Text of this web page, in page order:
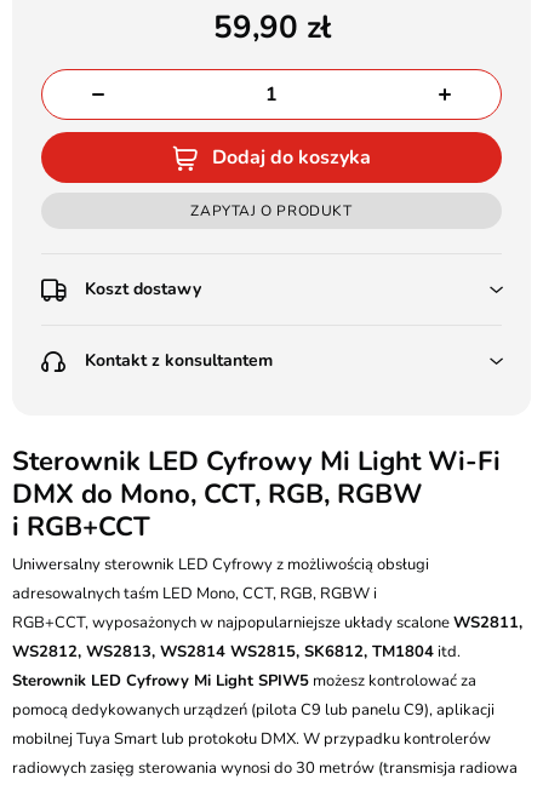
59,90
Dodaj do koszyka
ZAPYTAJ O PRODUKT
Koszt dostawy
Poczta Polska Kurier 48H - 11 zł
(od 1000 zł dla gabarytów, nie dotyczy produktów 3m)
Pobranie:
Poczta Polska Kurier 48H - 16 zł
Kurier GLS - 20 zł
Przesyłka Gabarytowa - 35 zł
Kontakt z konsultantem
Batalionów Chłopskich 12, 94-058 Łódź
506 336 320
kontakt@ledstyl.pl
Sterownik LED Cyfrowy Mi Light Wi-Fi
DMX do Mono, CCT, RGB, RGBW
i RGB+CCT
Uniwersalny sterownik LED Cyfrowy z możliwością obsługi
adresowalnych taśm LED Mono, CCT, RGB, RGBW i
RGB+CCT, wyposażonych w najpopularniejsze układy scaloneWS2811,
WS2812, WS2813, WS2814 WS2815, SK6812, TM1804 itd.
Sterownik LED Cyfrowy Mi Light SPIW5 możesz kontrolować za
pomocą dedykowanych urządzeń (pilota C9 lub panelu C9), aplikacji
mobilnej Tuya Smart lub protokołu DMX. W przypadku kontrolerów
radiowych zasięg sterowania wynosi do 30 metrów (transmisja radiowa